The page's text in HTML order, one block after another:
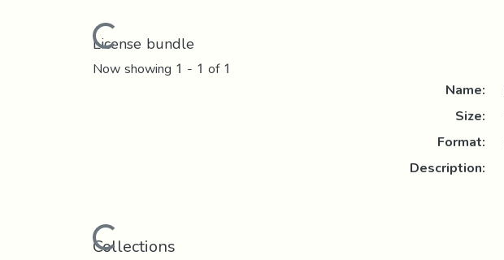
Loading...
License bundle
Now showing 1 - 1 of 1
Name:
Size:
Format:
Description:
Collections